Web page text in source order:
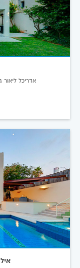
אדריכל ליאור